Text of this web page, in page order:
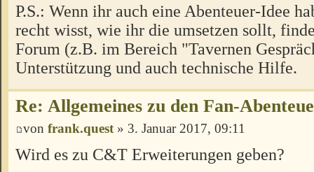
P.S.: Wenn ihr auch eine Abenteuer-Idee
recht wisst, wie ihr die umsetzen sollt,
Forum (z.B. im Bereich "Tavernen
Unterstützung und auch technische Hilfe.
Re: Allgemeines zu den Fan-
von frank.quest » 3. Januar 2017, 09:11
Wird es zu C&T Erweiterungen geben?